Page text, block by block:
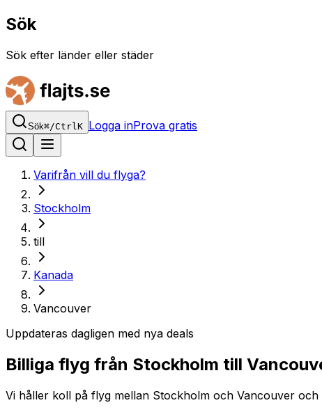
Sök
Sök efter länder eller städer
Sök⌘/Ctrl K Logga inProva gratis
Varifrån vill du flyga?
Stockholm
till
Kanada
Vancouver
Uppdateras dagligen med nya deals
Billiga flyg från Stockholm till
Vi håller koll på flyg mellan Stockholm och Vancouver